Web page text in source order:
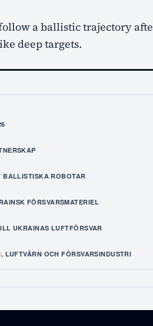
a ballistic trajectory
deep targets.
BALLISTISKA ROBOTAR
FÖRSVARSMATERIEL
UKRAINAS LUFTFÖRSVAR
LUFTVÄRN OCH FÖRSVARSINDUSTRI